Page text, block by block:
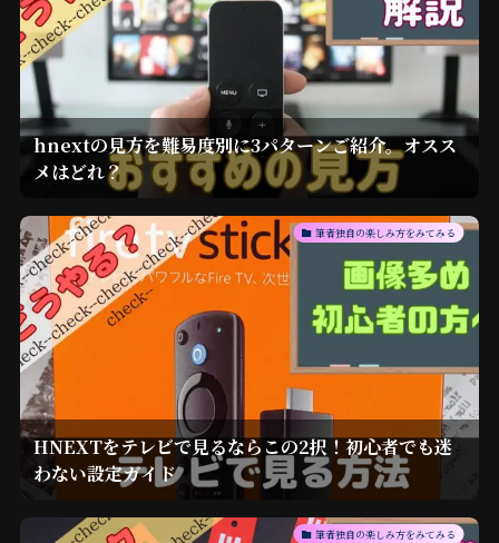
hnextの見方を難易度別に3パターンご紹介。オスス
メはどれ？
筆者独自の楽しみ方をみてみる
HNEXTをテレビで見るならこの2択！初心者でも迷
わない設定ガイド
筆者独自の楽しみ方をみてみる